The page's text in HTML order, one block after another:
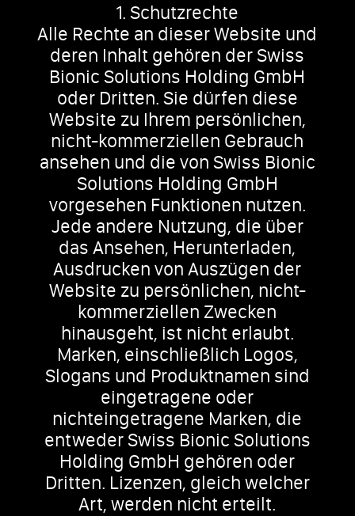
1. Schutzrechte
Alle Rechte an dieser Website und
deren Inhalt gehören der Swiss
Bionic Solutions Holding GmbH
oder Dritten. Sie dürfen diese
Website zu Ihrem persönlichen,
nicht-kommerziellen Gebrauch
ansehen und die von Swiss Bionic
Solutions Holding GmbH
vorgesehen Funktionen nutzen.
Jede andere Nutzung, die über
das Ansehen, Herunterladen,
Ausdrucken von Auszügen der
Website zu persönlichen, nicht-
kommerziellen Zwecken
hinausgeht, ist nicht erlaubt.
Marken, einschließlich Logos,
Slogans und Produktnamen sind
eingetragene oder
nichteingetragene Marken, die
entweder Swiss Bionic Solutions
Holding GmbH gehören oder
Dritten. Lizenzen, gleich welcher
Art, werden nicht erteilt.